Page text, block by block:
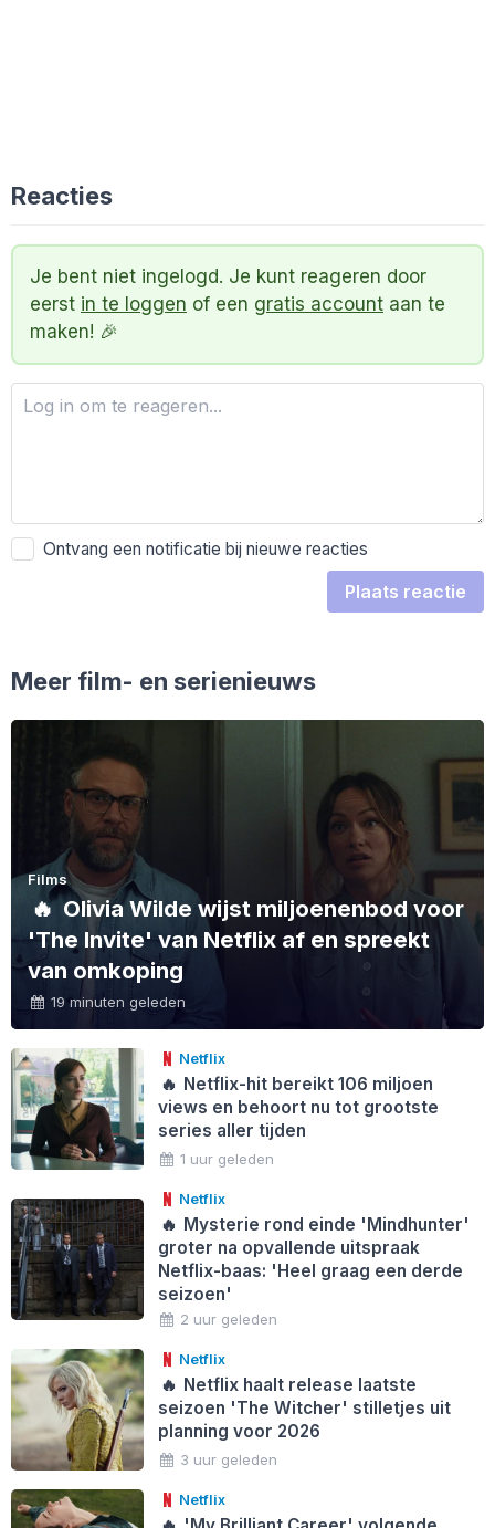
Reacties
Je bent niet ingelogd. Je kunt reageren door
eerst in te loggen of een gratis account aan te
maken! 🎉
Ontvang een notificatie bij nieuwe reacties
Plaats reactie
Meer film- en serienieuws
Films
🔥Olivia Wilde wijst miljoenenbod voor
'The Invite' van Netflix af en spreekt
van omkoping
19 minuten geleden
Netflix
🔥 Netflix-hit bereikt 106 miljoen
views en behoort nu tot grootste
series aller tijden
1 uur geleden
Netflix
🔥 Mysterie rond einde 'Mindhunter'
groter na opvallende uitspraak
Netflix-baas: 'Heel graag een derde
seizoen'
2 uur geleden
Netflix
🔥 Netflix haalt release laatste
seizoen 'The Witcher' stilletjes uit
planning voor 2026
3 uur geleden
Netflix